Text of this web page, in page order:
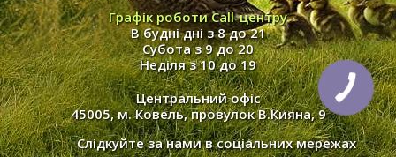
Графік роботи Call-центру
В будні дні з 8 до 21
Субота з 9 до 20
Неділя з 10 до 19
Центральний офіс
45005, м. Ковель, провулок В.Кияна, 9
Слідкуйте за нами в соціальних мережах